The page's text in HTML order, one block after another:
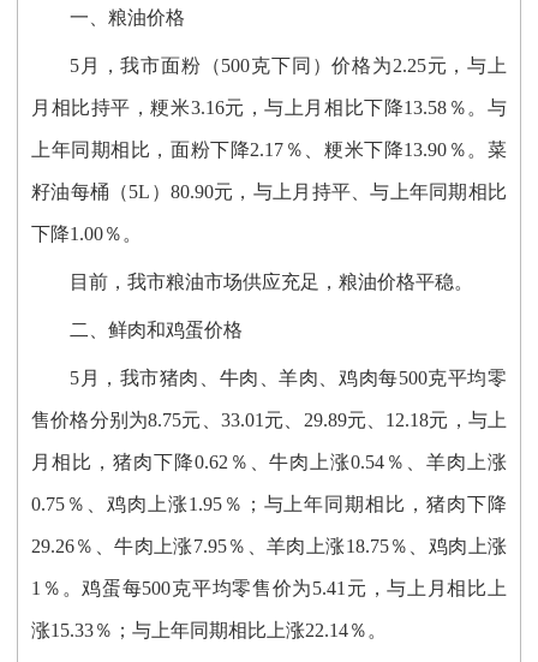
一、粮油价格
5月，我市面粉（500克下同）价格为2.25元，与上
月相比持平，粳米3.16元，与上月相比下降13.58％。与
上年同期相比，面粉下降2.17％、粳米下降13.90％。菜
籽油每桶（5L）80.90元，与上月持平、与上年同期相比
下降1.00％。
目前，我市粮油市场供应充足，粮油价格平稳。
二、鲜肉和鸡蛋价格
5月，我市猪肉、牛肉、羊肉、鸡肉每500克平均零
售价格分别为8.75元、33.01元、29.89元、12.18元，与上
月相比，猪肉下降0.62％、牛肉上涨0.54％、羊肉上涨
0.75％、鸡肉上涨1.95％；与上年同期相比，猪肉下降
29.26％、牛肉上涨7.95％、羊肉上涨18.75％、鸡肉上涨
1％。鸡蛋每500克平均零售价为5.41元，与上月相比上
涨15.33％；与上年同期相比上涨22.14％。